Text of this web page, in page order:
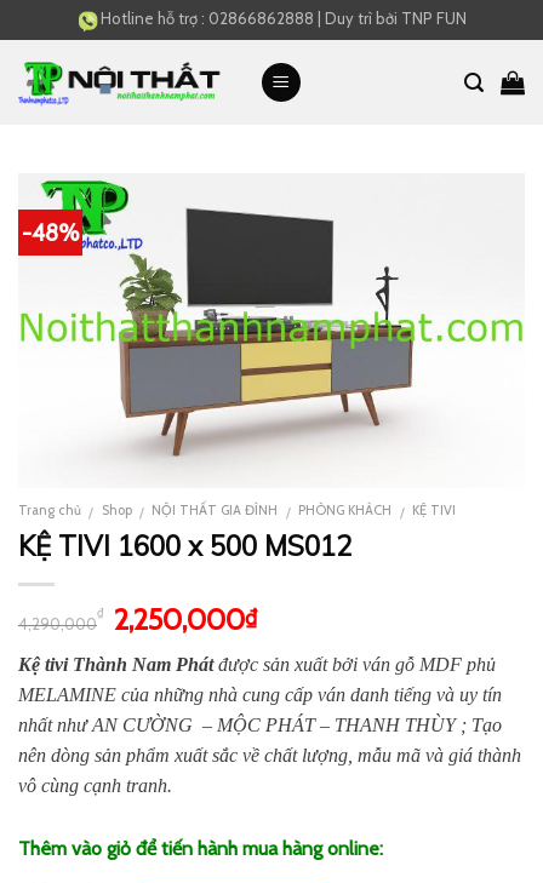
to
content
Hotline hỗ trợ : 02866862888 Duy trì bởi TNP FUN
-48%
Trang chủ / Shop / NỘI THẤT GIA ĐÌNH / PHÒNG KHÁCH / KỆ TIVI
KỆ TIVI 1600 x 500 MS012
4,290,000
₫ 2,250,000₫
Kệ tivi Thành Nam Phátđược sản xuất bởi ván gỗ MDF phủ
MELAMINE của những nhà cung cấp ván danh tiếng và uy tín
nhất như AN CƯỜNG – MỘC PHÁT – THANH THÙY ; Tạo
nên dòng sản phẩm xuất sắc về chất lượng, mẫu mã và giá thành
vô cùng cạnh tranh.
Thêm vào giỏ để tiến hành mua hàng online: